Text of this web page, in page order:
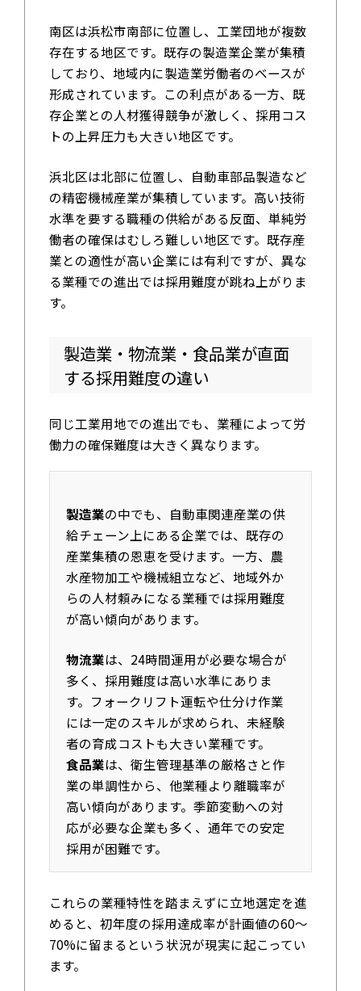
南区は浜松市南部に位置し、工業団地が複数
存在する地区です。既存の製造業企業が集積
しており、地域内に製造業労働者のベースが
形成されています。この利点がある一方、既
存企業との人材獲得競争が激しく、採用コス
トの上昇圧力も大きい地区です。
浜北区は北部に位置し、自動車部品製造など
の精密機械産業が集積しています。高い技術
水準を要する職種の供給がある反面、単純労
働者の確保はむしろ難しい地区です。既存産
業との適性が高い企業には有利ですが、異な
る業種での進出では採用難度が跳ね上がりま
す。
製造業・物流業・食品業が直面
する採用難度の違い
同じ工業用地での進出でも、業種によって労
働力の確保難度は大きく異なります。
製造業の中でも、自動車関連産業の供
給チェーン上にある企業では、既存の
産業集積の恩恵を受けます。一方、農
水産物加工や機械組立など、地域外か
らの人材頼みになる業種では採用難度
が高い傾向があります。
物流業は、24時間運用が必要な場合が
多く、採用難度は高い水準にありま
す。フォークリフト運転や仕分け作業
には一定のスキルが求められ、未経験
者の育成コストも大きい業種です。
食品業は、衛生管理基準の厳格さと作
業の単調性から、他業種より離職率が
高い傾向があります。季節変動への対
応が必要な企業も多く、通年での安定
採用が困難です。
これらの業種特性を踏まえずに立地選定を進
めると、初年度の採用達成率が計画値の60〜
70%に留まるという状況が現実に起こってい
ます。